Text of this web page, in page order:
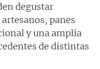
degustar
panes
y una amplia
de distintas